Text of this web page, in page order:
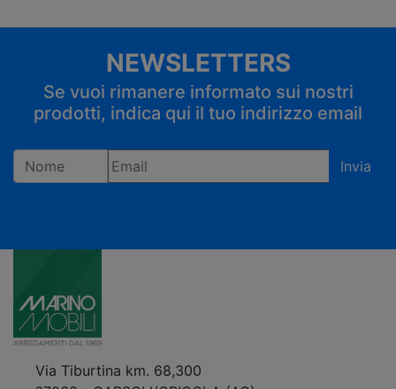
NEWSLETTERS
Se vuoi rimanere informato sui nostri
prodotti, indica qui il tuo indirizzo email
Invia
Via Tiburtina km. 68,300